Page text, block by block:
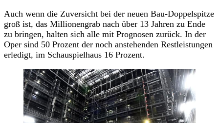
Auch wenn die Zuversicht bei der neuen Bau-Doppelspitze
groß ist, das Millionengrab nach über 13 Jahren zu Ende
zu bringen, halten sich alle mit Prognosen zurück. In der
Oper sind 50 Prozent der noch anstehenden Restleistungen
erledigt, im Schauspielhaus 16 Prozent.